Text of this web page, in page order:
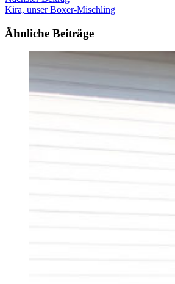
Beitrag:
Kira, unser Boxer-Mischling
Ähnliche Beiträge